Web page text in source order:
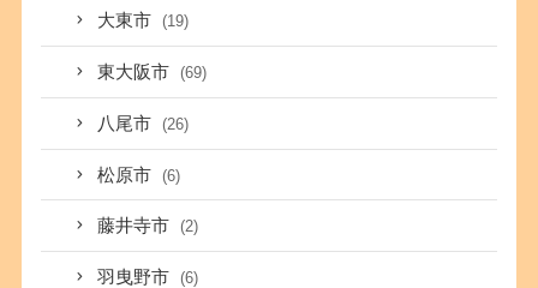
大東市 (19)
東大阪市 (69)
八尾市 (26)
松原市 (6)
藤井寺市 (2)
羽曳野市 (6)